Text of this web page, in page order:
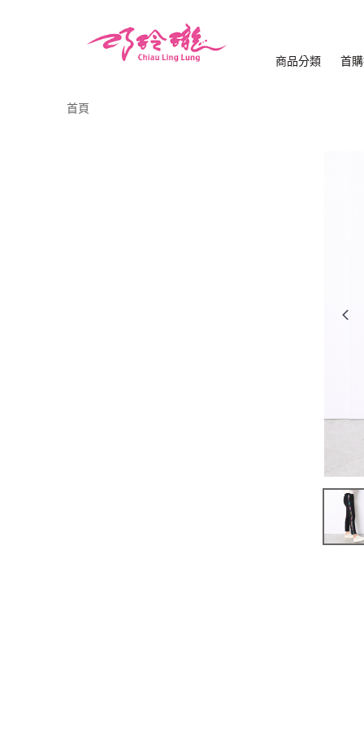
商品分類 首
首頁